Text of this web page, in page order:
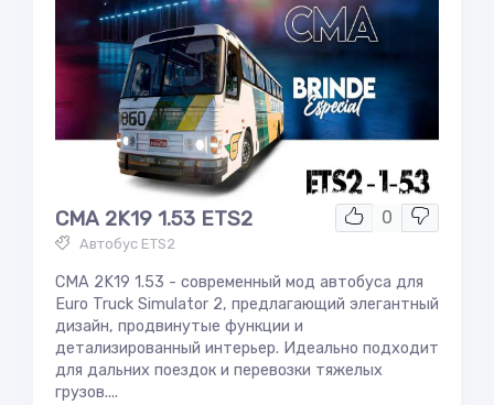
0
CMA 2K19 1.53 ETS2
Автобус ETS2
CMA 2K19 1.53 - современный мод автобуса для
Euro Truck Simulator 2, предлагающий элегантный
дизайн, продвинутые функции и
детализированный интерьер. Идеально подходит
для дальних поездок и перевозки тяжелых
грузов....